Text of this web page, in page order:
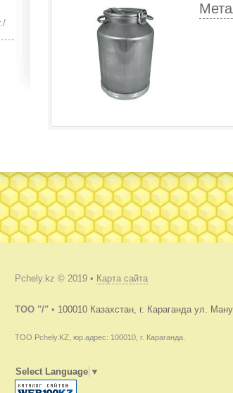
Pchely.kz © 2019 • Карта сайта
TOO "/" • 100010 Казахстан, г. Караганда ул.
ТОО Pchely.KZ, юр.адрес: 100010, г. Караганда.
Select Language ▼